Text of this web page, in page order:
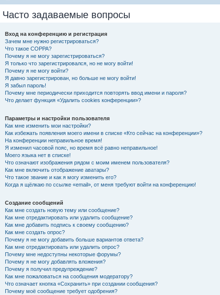
Часто задаваемые вопросы
Вход на конференцию и регистрация
Зачем мне нужно регистрироваться?
Что такое COPPA?
Почему я не могу зарегистрироваться?
Я только что зарегистрировался, но не могу войти!
Почему я не могу войти?
Я давно зарегистрирован, но больше не могу войти!
Я забыл пароль!
Почему мне периодически приходится повторять ввод имени и пароля?
Что делает функция «Удалить cookies конференции»?
Параметры и настройки пользователя
Как мне изменить мои настройки?
Как избежать появления моего имени в списке «Кто сейчас на конференции»?
На конференции неправильное время!
Я изменил часовой пояс, но время всё равно неправильное!
Моего языка нет в списке!
Что означают изображения рядом с моим именем пользователя?
Как мне включить отображение аватары?
Что такое звание и как я могу изменить его?
Когда я щёлкаю по ссылке «email», от меня требуют войти на конференцию!
Создание сообщений
Как мне создать новую тему или сообщение?
Как мне отредактировать или удалить сообщение?
Как мне добавить подпись к своему сообщению?
Как мне создать опрос?
Почему я не могу добавить больше вариантов ответа?
Как мне отредактировать или удалить опрос?
Почему мне недоступны некоторые форумы?
Почему я не могу добавлять вложения?
Почему я получил предупреждение?
Как мне пожаловаться на сообщения модератору?
Что означает кнопка «Сохранить» при создании сообщения?
Почему моё сообщение требует одобрения?